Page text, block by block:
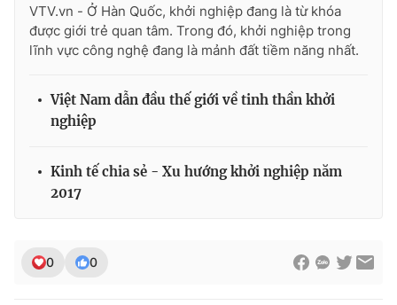
thuận bằng văn bản. Ghi rõ nguồn VTV.vn khi phát hành lại
thông tin từ website này.
VTV.vn - Ở Hàn Quốc, khởi nghiệp đang là từ khóa
được giới trẻ quan tâm. Trong đó, khởi nghiệp trong
lĩnh vực công nghệ đang là mảnh đất tiềm năng nhất.
Việt Nam dẫn đầu thế giới về tinh thần khởi
nghiệp
Kinh tế chia sẻ - Xu hướng khởi nghiệp năm
2017
0 0